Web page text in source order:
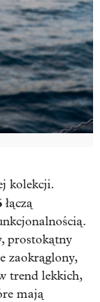
kolekcji.
łączą
prostokątny
zaokrąglony,
trend lekkich,
mają